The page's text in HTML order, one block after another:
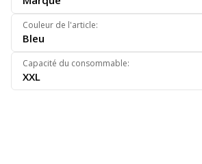
Couleur de l'article:
Bleu
Capacité du consommable:
XXL